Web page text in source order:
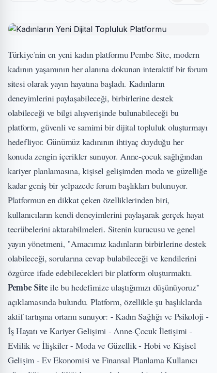
Türkiye'nin en yeni kadın platformu Pembe Site, modern
kadının yaşamının her alanına dokunan interaktif bir forum
sitesi olarak yayın hayatına başladı. Kadınların
deneyimlerini paylaşabileceği, birbirlerine destek
olabileceği ve bilgi alışverişinde bulunabileceği bu
platform, güvenli ve samimi bir dijital topluluk oluşturmayı
hedefliyor. Günümüz kadınının ihtiyaç duyduğu her
konuda zengin içerikler sunuyor. Anne-çocuk sağlığından
kariyer planlamasına, kişisel gelişimden moda ve güzelliğe
kadar geniş bir yelpazede forum başlıkları bulunuyor.
Platformun en dikkat çeken özelliklerinden biri,
kullanıcıların kendi deneyimlerini paylaşarak gerçek hayat
tecrübelerini aktarabilmeleri. Sitenin kurucusu ve genel
yayın yönetmeni, "Amacımız kadınların birbirlerine destek
olabileceği, sorularına cevap bulabileceği ve kendilerini
özgürce ifade edebilecekleri bir platform oluşturmaktı.
Pembe Siteile bu hedefimize ulaştığımızı düşünüyoruz"
açıklamasında bulundu. Platform, özellikle şu başlıklarda
aktif tartışma ortamı sunuyor: -Kadın Sağlığı ve Psikoloji -
İş Hayatı ve Kariyer Gelişimi - Anne-Çocuk İletişimi -
Evlilik ve İlişkiler - Moda ve Güzellik - Hobi ve Kişisel
Gelişim - Ev Ekonomisi ve Finansal Planlama Kullanıcı